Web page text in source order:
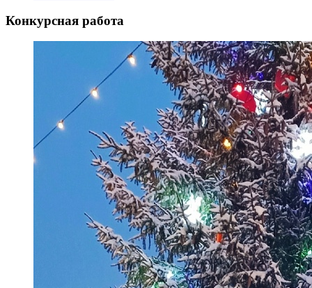
Конкурсная работа